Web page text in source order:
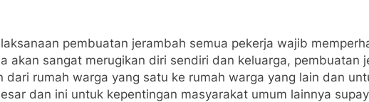
pembuatan jerambah semua pekerja wajib
akan sangat merugikan diri sendiri dan keluarga, pembuatan
rumah warga yang satu ke rumah warga yang lain dan
dan ini untuk kepentingan masyarakat umum lainnya